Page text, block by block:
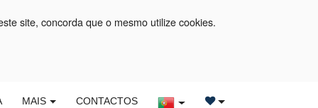
site, concorda que o mesmo utilize cookies.
MAIS CONTACTOS